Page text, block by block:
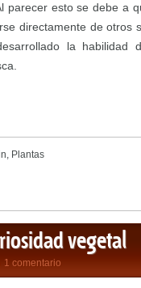
parecer esto se debe a
directamente de otros
la habilidad
, Plantas
vegetal
1 comentario